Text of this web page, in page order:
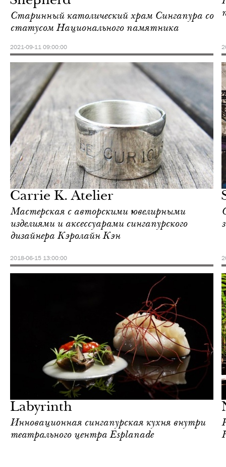
Старинный католический храм Сингапура со
статусом Национального памятника
2021-09-11 09:00:00
Carrie K. Atelier
Мастерская с авторскими ювелирными
изделиями и аксессуарами сингапурского
дизайнера Кэролайн Кэн
2018-06-15 13:00:00
Labyrinth
Инновационная сингапурская кухня внутри
театрального центра Esplanade